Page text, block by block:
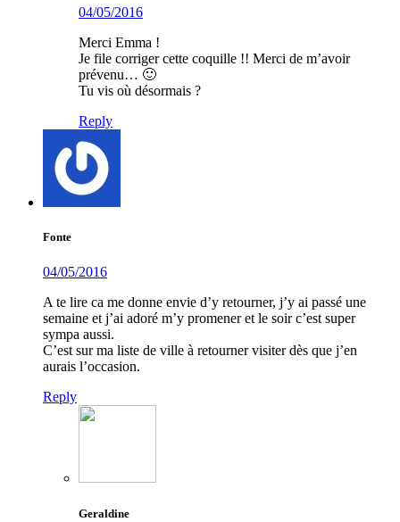
04/05/2016
Merci Emma !
Je file corriger cette coquille !! Merci de m’avoir
prévenu… 🙂
Tu vis où désormais ?
Reply
Fonte
04/05/2016
A te lire ca me donne envie d’y retourner, j’y ai passé une
semaine et j’ai adoré m’y promener et le soir c’est super
sympa aussi.
C’est sur ma liste de ville à retourner visiter dès que j’en
aurais l’occasion.
Reply
Geraldine